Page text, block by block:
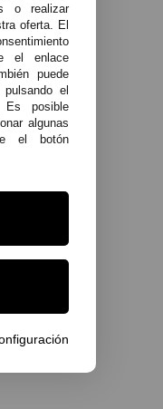
o realizar
oferta. El
el enlace
puede
el
Es posible
algunas
el botón